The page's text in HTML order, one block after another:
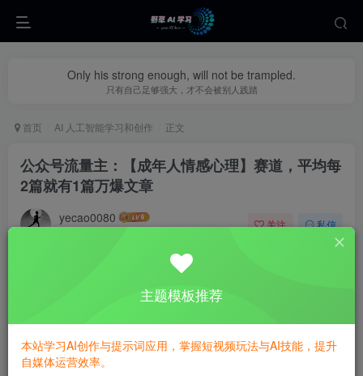
Only his strong enough, will not be trampled.
只有自己足够强大，才不会被别人践踏
首页 AI 人工智能学习和创作 正文
公众号流量主：【成年人情感心理】赛道，平均每
2篇就有1篇万爆文章
yecao0080 关注 私信
主题模板推荐
本站学习AI创作与提示词应用，掌握短视频玩法与AI技能，提升
自媒体运营效率。